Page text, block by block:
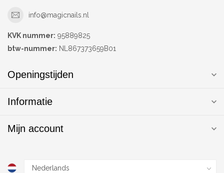
info@magicnails.nl
KVK nummer: 95889825
btw-nummer: NL867373659B01
Openingstijden
Informatie
Mijn account